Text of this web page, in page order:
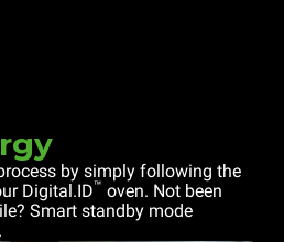
by simply following the
Digital.ID™ oven. Not been
Smart standby mode